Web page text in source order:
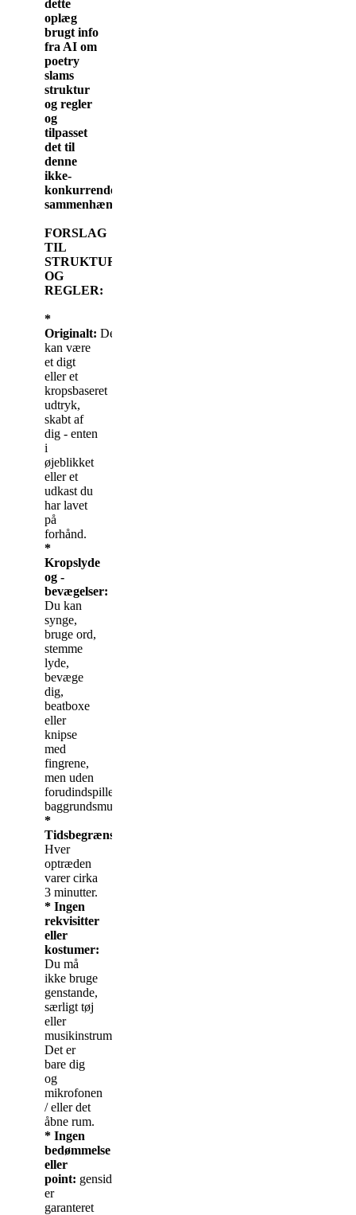
dette
oplæg
brugt info
fra AI om
poetry
slams
struktur
og regler
og
tilpasset
det til
denne
ikke-
konkurrende
sammenhæng.
FORSLAG
TIL
STRUKTUR
OG
REGLER:
*
Originalt: Det
kan være
et digt
eller et
kropsbaseret
udtryk,
skabt af
dig - enten
i
øjeblikket
eller et
udkast du
har lavet
på
forhånd.
*
Kropslyde
og -
bevægelser:
Du kan
synge,
bruge ord,
stemme
lyde,
bevæge
dig,
beatboxe
eller
knipse
med
fingrene,
men uden
forudindspillet
baggrundsmusik.
*
Tidsbegrænsning:
Hver
optræden
varer cirka
3 minutter.
* Ingen
rekvisitter
eller
kostumer:
Du må
ikke bruge
genstande,
særligt tøj
eller
musikinstrumenter.
Det er
bare dig
og
mikrofonen
/ eller det
åbne rum.
* Ingen
bedømmelse
eller
point: gensidig
er
garanteret